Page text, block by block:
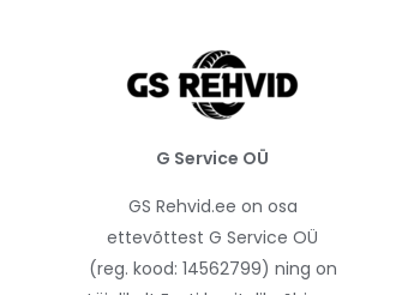
G Service OÜ
GS Rehvid.ee on osa
ettevõttest G Service OÜ
(reg. kood: 14562799) ning on